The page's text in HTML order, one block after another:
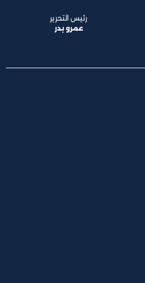
رئيس التحرير
عمرو بدر